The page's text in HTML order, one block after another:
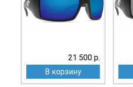
21 500 р.
В корзину